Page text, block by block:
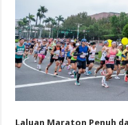
Laluan Maraton Penuh